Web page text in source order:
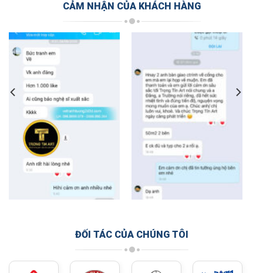
CẢM NHẬN CỦA KHÁCH HÀNG
ĐỐI TÁC CỦA CHÚNG TÔI